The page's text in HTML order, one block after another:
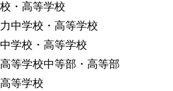
・高等学校
中学校・高等学校
学校・高等学校
等学校中等部・高等部
等学校